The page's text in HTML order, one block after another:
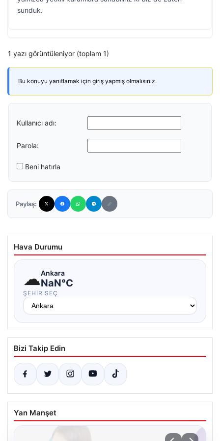
sunduk.
1 yazı görüntüleniyor (toplam 1)
Bu konuyu yanıtlamak için giriş yapmış olmalısınız.
Kullanıcı adı:
Parola:
Beni hatırla
Paylaş:
Hava Durumu
☁Ankara
NaN°C
ŞEHIR SEÇ
Bizi Takip Edin
Yan Manşet